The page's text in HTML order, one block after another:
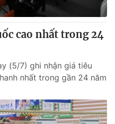
cao nhất trong 24
(5/7) ghi nhận giá tiêu
nhất trong gần 24 năm